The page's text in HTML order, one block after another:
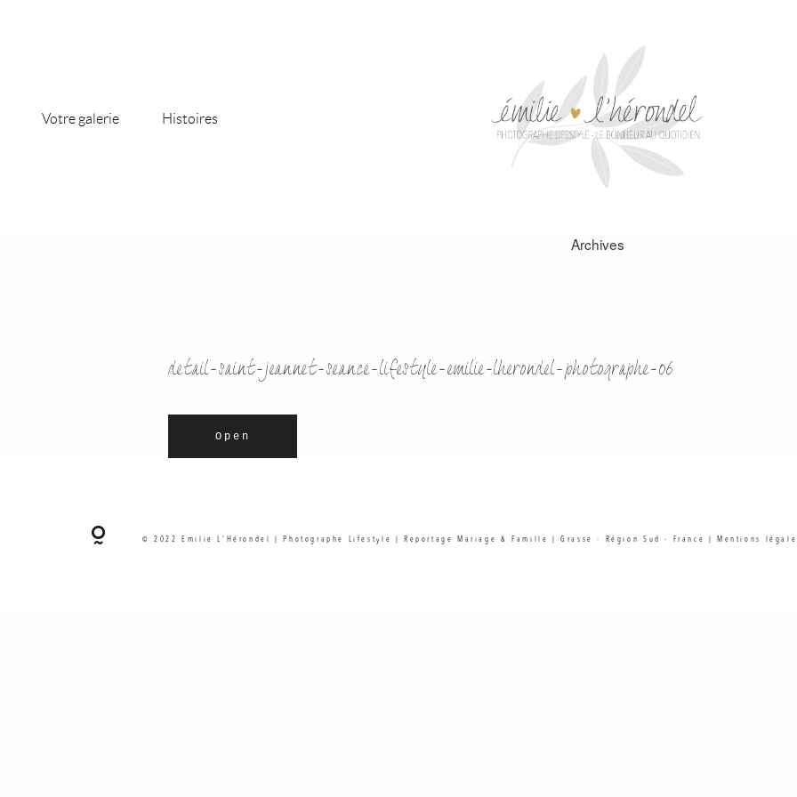
Votre galerie Histoires
Archives
detail-saint-jeannet-seance-lifestyle-emilie-lherondel-photographe-06
Open
© 2022 Emilie L'Hérondel | Photographe Lifestyle | Reportage Mariage & Famille | Grasse - Région Sud - France | Mentions